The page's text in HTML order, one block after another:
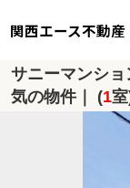
関西エース不動産
サニーマンシ
気の物件｜ (1